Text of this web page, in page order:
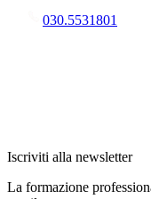
030.5531801
Iscriviti alla newsletter
La formazione